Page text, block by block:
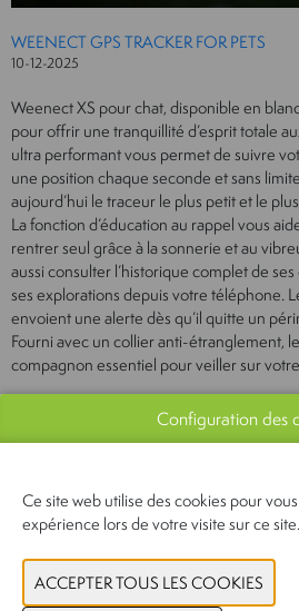
WEENECT GPS TRACKER FOR PETS
10-12-2025
Weenect XS pour chat, disponible en
pour offrir une tranquillité d’esprit totale
ultra performant vous permet de suivre
une position chaque seconde et sans
aujourd’hui le traceur le plus petit et le
La fonction d’éducation au rappel vous
rentrer seul grâce à la sonnerie et au
aussi consulter l’historique complet de
ses explorations depuis votre téléphone.
envoient une alerte dès qu’il quitte un
Fourni avec un collier anti-étranglement,
compagnon essentiel pour veiller sur
CONTACTEZ-NOUS
Configuration des
Ce site web utilise des cookies pour
expérience lors de votre visite sur ce site.